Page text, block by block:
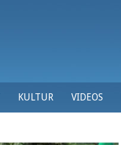
KULTUR VIDEOS